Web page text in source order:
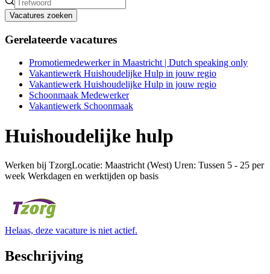
Vacatures zoeken
Gerelateerde vacatures
Promotiemedewerker in Maastricht | Dutch speaking only
Vakantiewerk Huishoudelijke Hulp in jouw regio
Vakantiewerk Huishoudelijke Hulp in jouw regio
Schoonmaak Medewerker
Vakantiewerk Schoonmaak
Huishoudelijke hulp
Werken bij TzorgLocatie: Maastricht (West) Uren: Tussen 5 - 25 per
week Werkdagen en werktijden op basis
Helaas, deze vacature is niet actief.
Beschrijving